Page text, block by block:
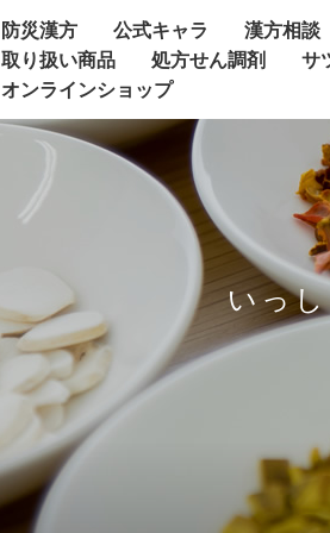
防災漢方 公式キャラ 漢方相談
取り扱い商品
処方せん調剤 サ
オンラインショップ
いっ